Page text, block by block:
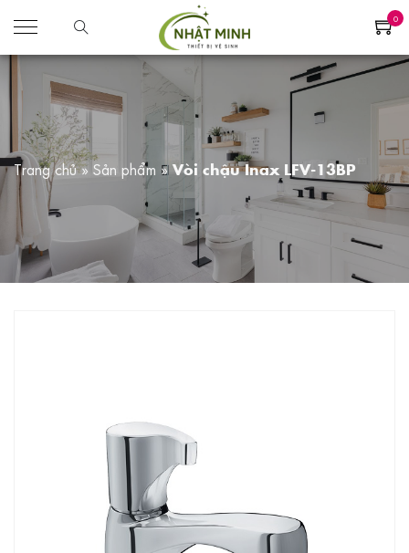
0
Trang chủ» Sản phẩm »Vòi chậu Inax LFV-13BP